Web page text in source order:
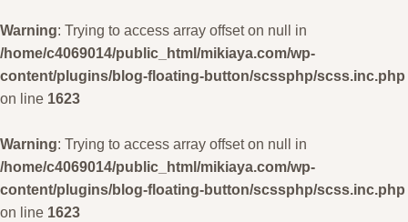
Warning: Trying to access array offset on null in
/home/c4069014/public_html/mikiaya.com/wp-
content/plugins/blog-floating-button/scssphp/scss.inc.php
on line 1623
Warning: Trying to access array offset on null in
/home/c4069014/public_html/mikiaya.com/wp-
content/plugins/blog-floating-button/scssphp/scss.inc.php
on line 1623